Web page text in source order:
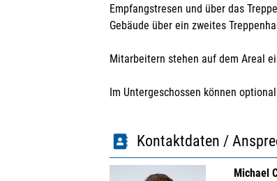
Empfangstresen und über das
Gebäude über ein zweites
Mitarbeitern stehen auf dem Areal
Im Untergeschossen können
Kontaktdaten /
Michael